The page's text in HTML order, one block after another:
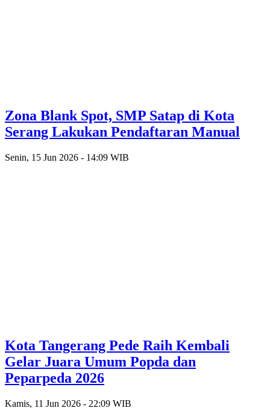
Zona Blank Spot, SMP Satap di Kota
Serang Lakukan Pendaftaran Manual
Senin, 15 Jun 2026 - 14:09 WIB
Kota Tangerang Pede Raih Kembali
Gelar Juara Umum Popda dan
Peparpeda 2026
Kamis, 11 Jun 2026 - 22:09 WIB